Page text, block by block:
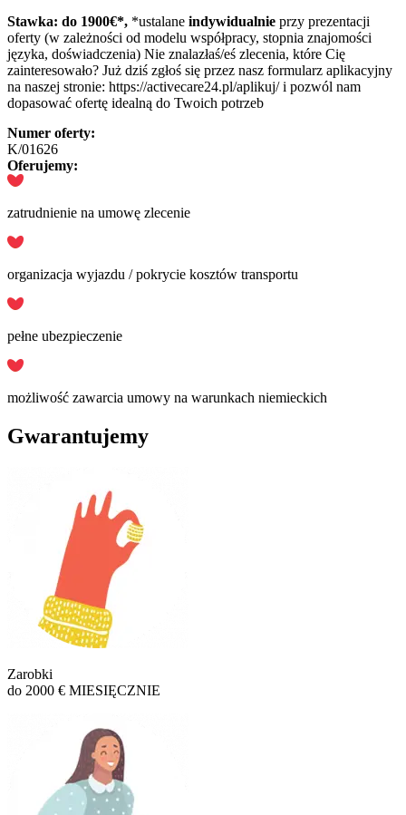
Stawka: do 1900€*, *ustalane indywidualnie przy prezentacji
oferty (w zależności od modelu współpracy, stopnia znajomości
języka, doświadczenia) Nie znalazłaś/eś zlecenia, które Cię
zainteresowało? Już dziś zgłoś się przez nasz formularz aplikacyjny
na naszej stronie: https://activecare24.pl/aplikuj/ i pozwól nam
dopasować ofertę idealną do Twoich potrzeb
Numer oferty:
K/01626
Oferujemy:
zatrudnienie na umowę zlecenie
organizacja wyjazdu / pokrycie kosztów transportu
pełne ubezpieczenie
możliwość zawarcia umowy na warunkach niemieckich
Gwarantujemy
Zarobki
do 2000 € MIESIĘCZNIE